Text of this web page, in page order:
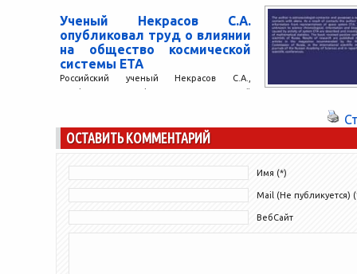
термин начал...
Ученый Некрасов С.А.
опубликовал труд о влиянии
на общество космической
системы ЕТА
Российский ученый Некрасов С.А.,
профессор кафедры прикладной
политехнического университета написал
книгу о деятельности внеземной
цивилизации ЕТА...
ОСТАВИТЬ КОММЕНТАРИЙ
Имя (*)
Mail (Не публикуется)
ВебСайт